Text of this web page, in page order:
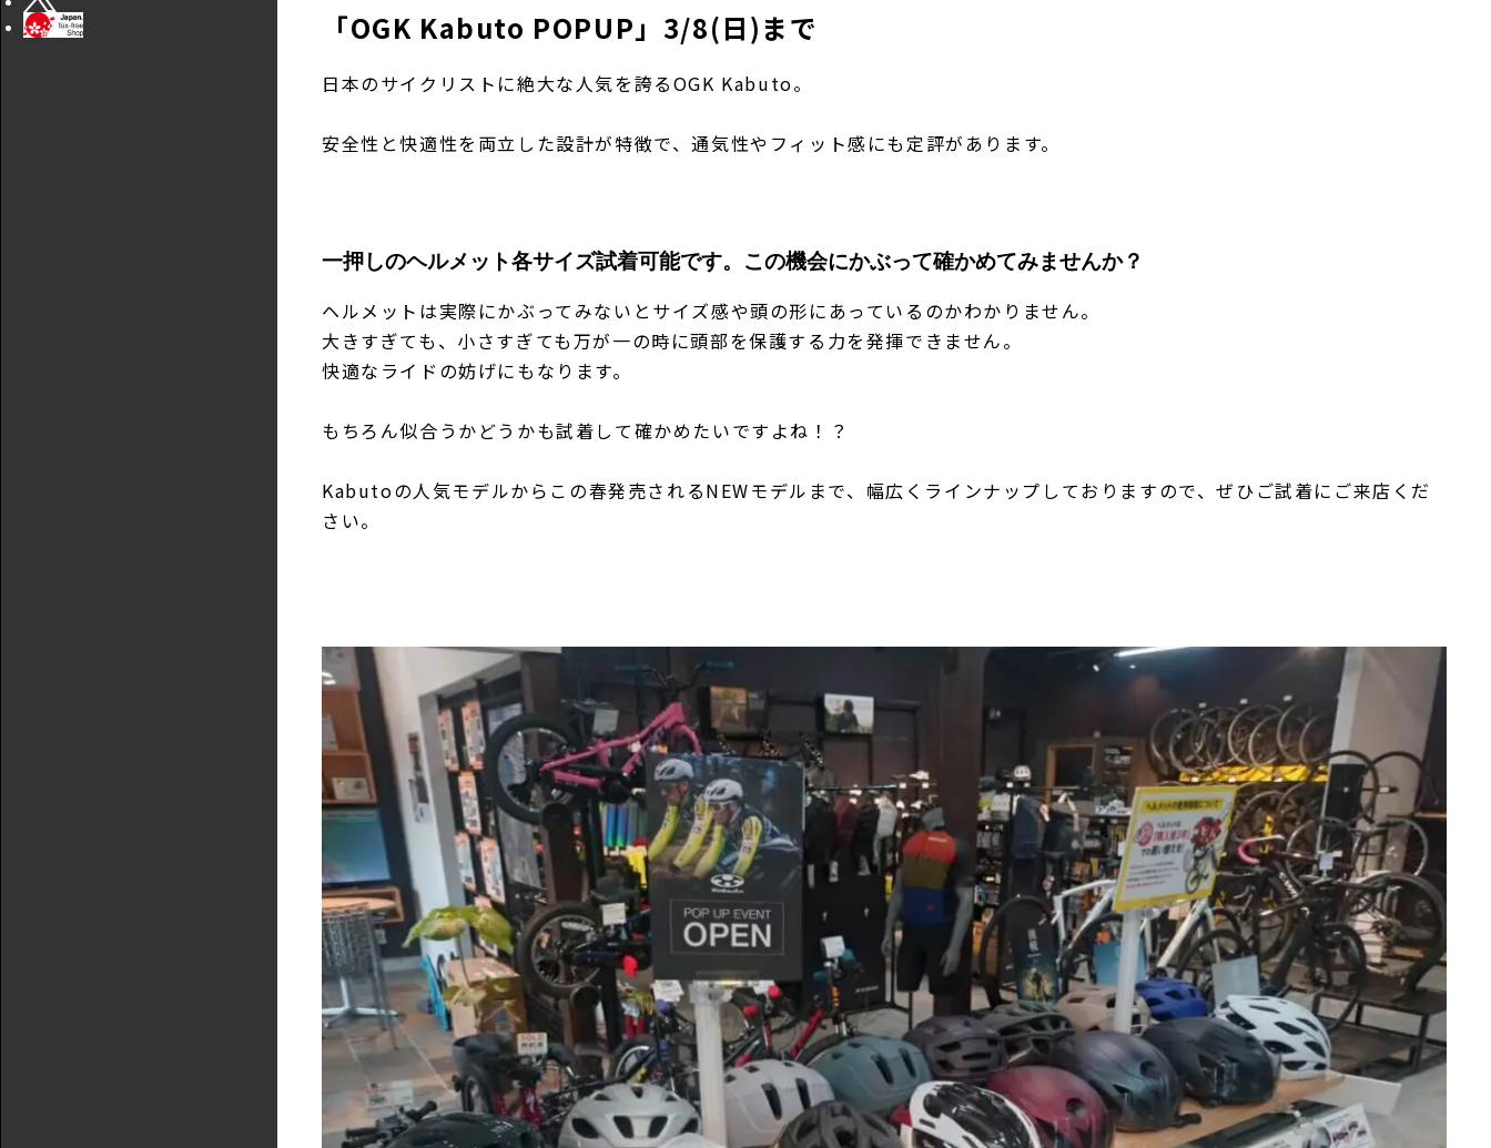
「OGK Kabuto POPUP」3/8(日)まで
日本のサイクリストに絶大な人気を誇るOGK Kabuto。
安全性と快適性を両立した設計が特徴で、通気性やフィット感にも定評があります。
一押しのヘルメット各サイズ試着可能です。この機会にかぶって確かめてみませんか？
ヘルメットは実際にかぶってみないとサイズ感や頭の形にあっているのかわかりません。
大きすぎても、小さすぎても万が一の時に頭部を保護する力を発揮できません。
快適なライドの妨げにもなります。
もちろん似合うかどうかも試着して確かめたいですよね！？
Kabutoの人気モデルからこの春発売されるNEWモデルまで、幅広くラインナップしておりますので、ぜひご試着にご来店くだ
さい。